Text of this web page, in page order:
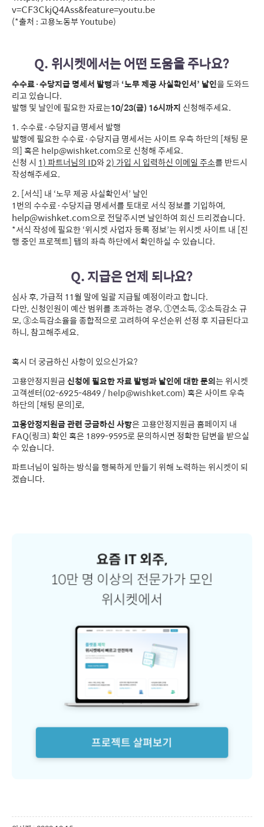
v=CF3CkjQ4Ass&feature=youtu.be
(*출처 : 고용노동부 Youtube)
Q. 위시켓에서는 어떤 도움을 주나요?
수수료·수당지급 명세서 발행과 ‘노무 제공 사실확인서’ 날인을 도와드
리고 있습니다.
발행 및 날인에 필요한 자료는10/23(금) 16시까지 신청해주세요.
1. 수수료·수당지급 명세서 발행
발행에 필요한 수수료·수당지급 명세서는 사이트 우측 하단의 [채팅 문
의] 혹은 help@wishket.com으로 신청해 주세요.
신청 시 1) 파트너님의 ID와2) 가입 시 입력하신 이메일 주소를 반드시
작성해주세요.
2. [서식] 내 ‘노무 제공 사실확인서’ 날인
1번의 수수료·수당지급 명세서를 토대로 서식 정보를 기입하여,
help@wishket.com으로 전달주시면 날인하여 회신 드리겠습니다.
*서식 작성에 필요한 ‘위시켓 사업자 등록 정보’는 위시켓 사이트 내 [진
행 중인 프로젝트] 탭의 좌측 하단에서 확인하실 수 있습니다.
Q. 지급은 언제 되나요?
심사 후, 가급적 11월 말에 일괄 지급될 예정이라고 합니다.
다만, 신청인원이 예산 범위를 초과하는 경우, ①연소득, ②소득감소 규
모, ③소득감소율을 종합적으로 고려하여 우선순위 선정 후 지급된다고
하니, 참고해주세요.
혹시 더 궁금하신 사항이 있으신가요?
고용안정지원금신청에 필요한 자료 발행과 날인에 대한 문의 는 위시켓
고객센터(02-6925-4849 / help@wishket.com) 혹은 사이트 우측
하단의 [채팅 문의]로,
고용안정지원금 관련 궁금하신 사항은 고용안정지원금 홈페이지 내
FAQ(링크) 확인 혹은 1899-9595로 문의하시면 정확한 답변을 받으실
수 있습니다.
파트너님이 일하는 방식을 행복하게 만들기 위해 노력하는 위시켓이 되
겠습니다.